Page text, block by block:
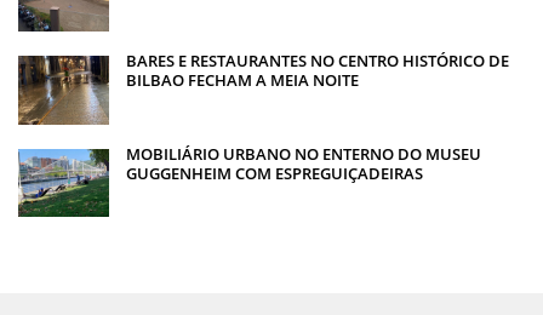
BARES E RESTAURANTES NO CENTRO HISTÓRICO DE
BILBAO FECHAM A MEIA NOITE
MOBILIÁRIO URBANO NO ENTERNO DO MUSEU
GUGGENHEIM COM ESPREGUIÇADEIRAS